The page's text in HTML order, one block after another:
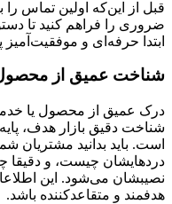
قبل از این‌که اولین تماس
ضروری را فراهم کنید تا
ابتدا حرفه‌ای و
شناخت عمیق از
درک عمیق از محصول یا
شناخت دقیق بازار هدف،
است. باید بدانید مشتریان
دردهایشان چیست، و دقیقا
نصیبشان می‌شود. این
هدفمند و متقاعدکننده باشد.